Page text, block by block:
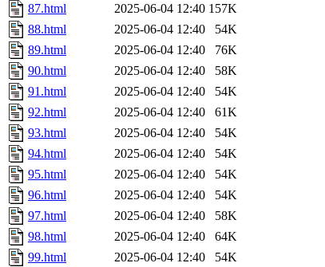
87.html
2025-06-04 12:40 157K
88.html
2025-06-04 12:40
54K
89.html
2025-06-04 12:40
76K
90.html
2025-06-04 12:40
58K
91.html
2025-06-04 12:40
54K
92.html
2025-06-04 12:40
61K
93.html
2025-06-04 12:40
54K
94.html
2025-06-04 12:40
54K
95.html
2025-06-04 12:40
54K
96.html
2025-06-04 12:40
54K
97.html
2025-06-04 12:40
58K
98.html
2025-06-04 12:40
64K
99.html
2025-06-04 12:40
54K